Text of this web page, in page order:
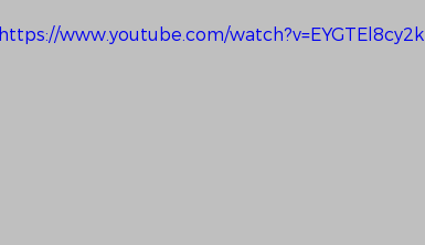
https://www.youtube.com/watch?v=EYGTEl8cy2k